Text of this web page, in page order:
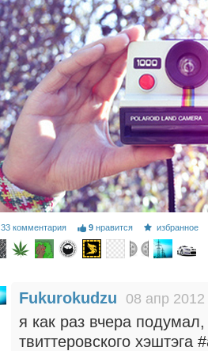
33 комментария 9 нравится избранное
Fukurokudzu 08 апр
я как раз вчера
твиттеровского